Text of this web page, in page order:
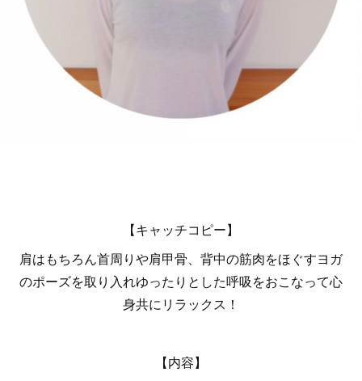
【キャッチコピー】
肩はもちろん首周りや肩甲骨、背中の筋肉をほぐすヨガ
のポーズを取り入れゆったりとした呼吸をおこなって心
身共にリラックス！
【内容】